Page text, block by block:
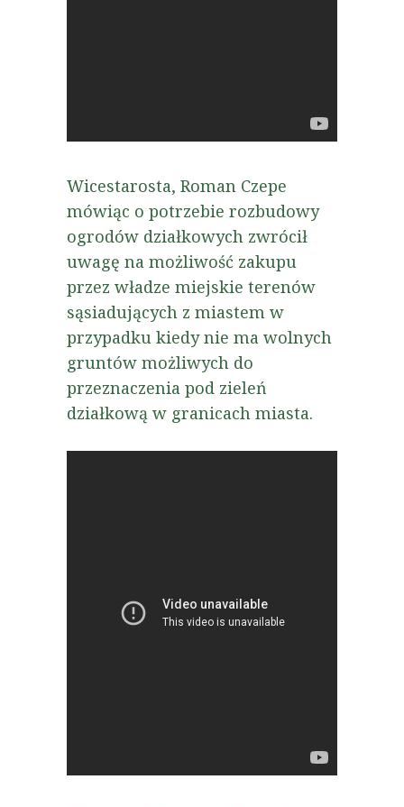
Wicestarosta, Roman Czepe
mówiąc o potrzebie rozbudowy
ogrodów działkowych zwrócił
uwagę na możliwość zakupu
przez władze miejskie terenów
sąsiadujących z miastem w
przypadku kiedy nie ma wolnych
gruntów możliwych do
przeznaczenia pod zieleń
działkową w granicach miasta.